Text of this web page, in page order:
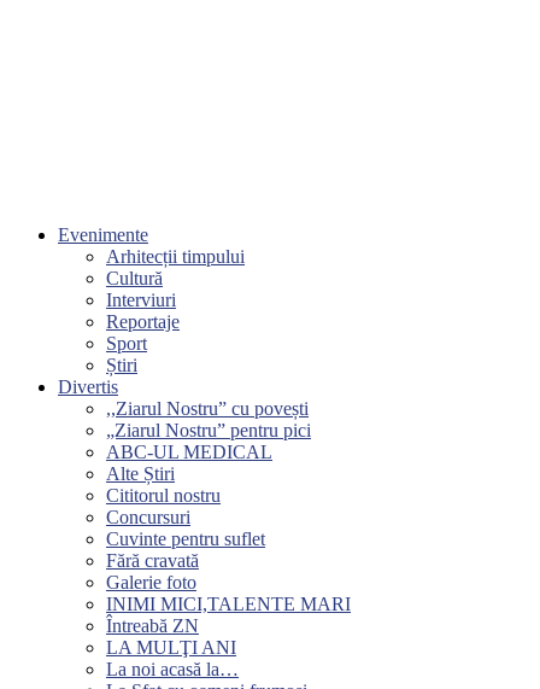
Evenimente
Arhitecții timpului
Cultură
Interviuri
Reportaje
Sport
Știri
Divertis
,,Ziarul Nostru” cu povești
„Ziarul Nostru” pentru pici
ABC-UL MEDICAL
Alte Știri
Cititorul nostru
Concursuri
Cuvinte pentru suflet
Fără cravată
Galerie foto
INIMI MICI,TALENTE MARI
Întreabă ZN
LA MULŢI ANI
La noi acasă la…